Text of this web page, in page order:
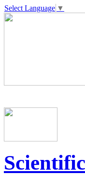
Select Language ▼